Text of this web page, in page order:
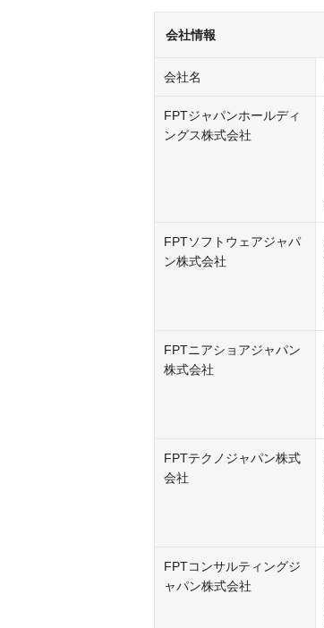
会社情報
会社名
FPTジャパンホールディ
ングス株式会社
FPTソフトウェアジャパ
ン株式会社
FPTニアショアジャパン
株式会社
FPTテクノジャパン株式
会社
FPTコンサルティングジ
ャパン株式会社